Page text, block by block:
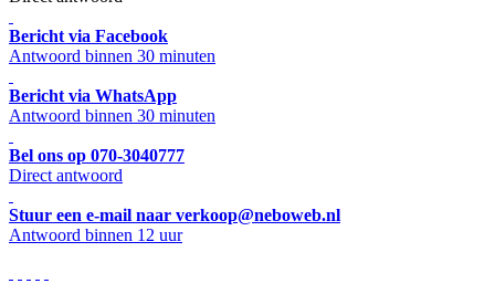
Bericht via Facebook
Antwoord binnen 30 minuten
Bericht via WhatsApp
Antwoord binnen 30 minuten
Bel ons op 070-3040777
Direct antwoord
Stuur een e-mail naar verkoop@neboweb.nl
Antwoord binnen 12 uur